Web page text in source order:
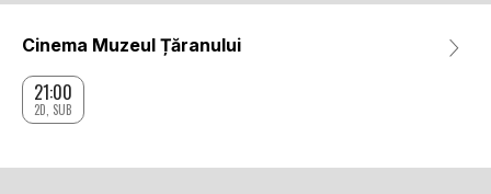
Cinema Muzeul Țăranului
21:00
2D, SUB